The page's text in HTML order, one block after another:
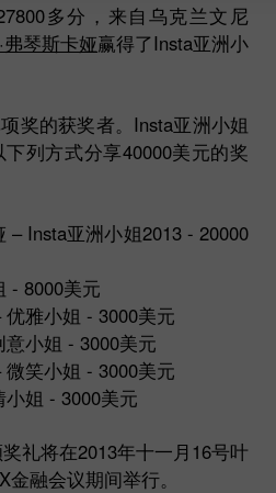
多分，来自乌克兰文尼
琴斯卡娅赢得了Insta亚洲小
奖的获奖者。Insta亚洲小姐
列方式分享40000美元的奖
– Insta亚洲小姐2013 - 20000
- 8000美元
雅小姐 - 3000美元
小姐 - 3000美元
笑小姐 - 3000美元
小姐 - 3000美元
礼将在2013年十一月16号叶
融会议期间举行。